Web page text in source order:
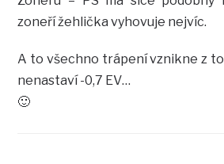
zoneří žehlička vyhovuje nejvíc.
A to všechno trápení vznikne z
nenastaví -0,7 EV…
🙂